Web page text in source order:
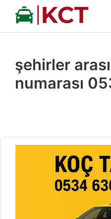
İçeriğe
şehirler
numarası